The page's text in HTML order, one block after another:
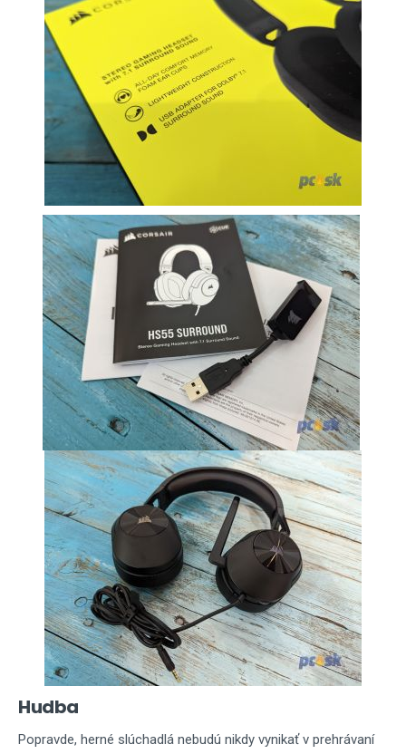
Hudba
Popravde, herné slúchadlá nebudú nikdy vynikať v prehrávaní